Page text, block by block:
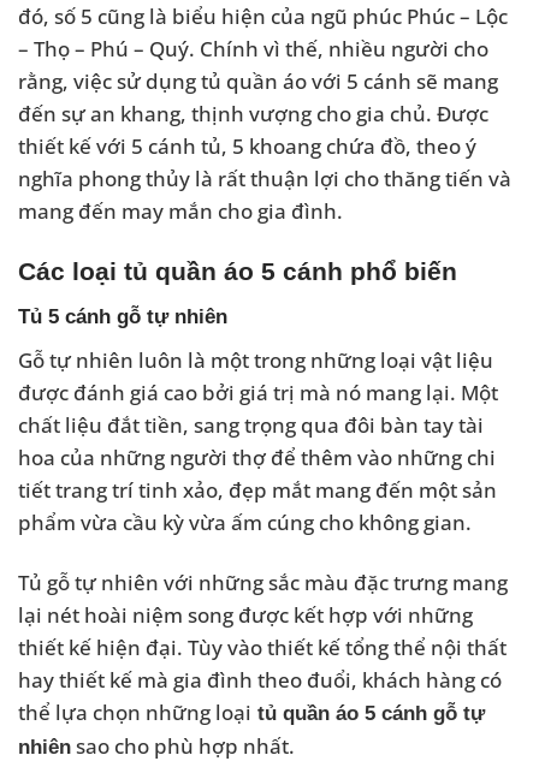
đó, số 5 cũng là biểu hiện của ngũ phúc Phúc – Lộc
– Thọ – Phú – Quý. Chính vì thế, nhiều người cho
rằng, việc sử dụng tủ quần áo với 5 cánh sẽ mang
đến sự an khang, thịnh vượng cho gia chủ. Được
thiết kế với 5 cánh tủ, 5 khoang chứa đồ, theo ý
nghĩa phong thủy là rất thuận lợi cho thăng tiến và
mang đến may mắn cho gia đình.
Các loại tủ quần áo 5 cánh phổ biến
Tủ 5 cánh gỗ tự nhiên
Gỗ tự nhiên luôn là một trong những loại vật liệu
được đánh giá cao bởi giá trị mà nó mang lại. Một
chất liệu đắt tiền, sang trọng qua đôi bàn tay tài
hoa của những người thợ để thêm vào những chi
tiết trang trí tinh xảo, đẹp mắt mang đến một sản
phẩm vừa cầu kỳ vừa ấm cúng cho không gian.
Tủ gỗ tự nhiên với những sắc màu đặc trưng mang
lại nét hoài niệm song được kết hợp với những
thiết kế hiện đại. Tùy vào thiết kế tổng thể nội thất
hay thiết kế mà gia đình theo đuổi, khách hàng có
thể lựa chọn những loại tủ quần áo 5 cánh gỗ tự
nhiên sao cho phù hợp nhất.